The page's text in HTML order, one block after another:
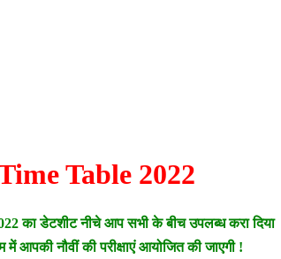
Table 2022
2022 का डेटशीट नीचे आप सभी के बीच उपलब्ध करा दिया
नौवीं की परीक्षाएं आयोजित की जाएगी !